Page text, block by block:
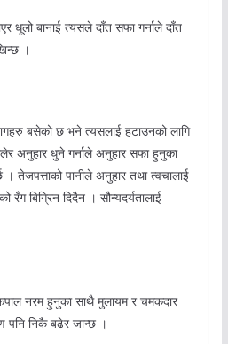
धूलो बानाई त्यसले दाँत सफा गर्नाले दाँत
।
बसेको छ भने त्यसलाई हटाउनको लागि
अनुहार धुने गर्नाले अनुहार सफा हुनुका
। तेजपत्ताको पानीले अनुहार तथा त्वचालाई
बिग्रिन दिदैन । सौन्यदर्यतालाई
नरम हुनुका साथै मुलायम र चमकदार
पनि निकै बढेर जान्छ ।